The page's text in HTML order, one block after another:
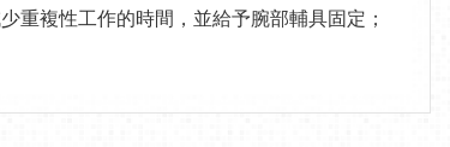
重複性工作的時間，並給予腕部輔具固定；